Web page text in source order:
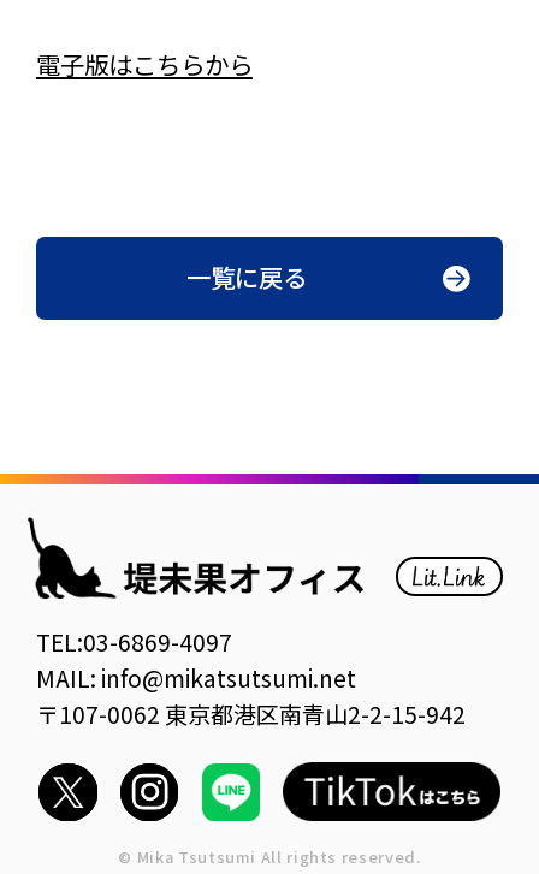
電子版はこちらから
一覧に戻る
TEL:03-6869-4097
MAIL: info@mikatsutsumi.net
〒107-0062 東京都港区南青山2-2-15-942
© Mika Tsutsumi All rights reserved.